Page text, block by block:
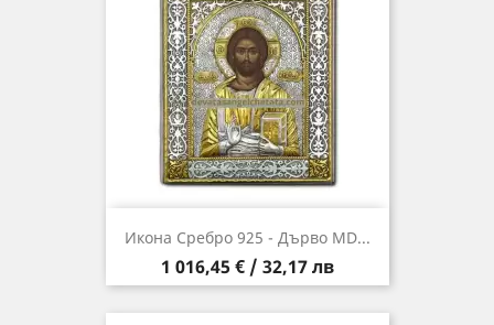
Икона Сребро 925 - Дърво MD...
Цена
1 016,45 € / 32,17 лв